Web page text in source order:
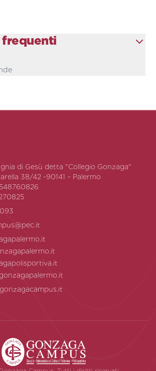
frequenti
di Gesù detta "Collegio Gonzaga"
38/42 -90141 – Palermo